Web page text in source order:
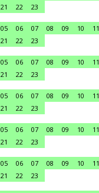
21 22
23
05 06 07 08 09 10 11
21 22
23
05 06 07 08 09 10 11
21 22
23
05 06 07 08 09 10 11
21 22
23
05 06 07 08 09 10 11
21 22
23
05 06 07 08 09 10 11
21 22
23